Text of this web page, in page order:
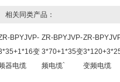
相关同类产品：
BPYJVP-
变
器电缆
ZR-BPYJVP-
3*70+1*35变
频电缆`
ZR-
变频电缆